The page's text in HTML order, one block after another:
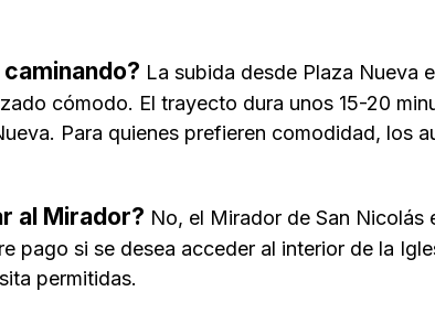
La subida desde Plaza Nueva
cómodo. El trayecto dura unos 15-20
Para quienes prefieren comodidad, los
al Mirador? No, el Mirador de San
pago si se desea acceder al interior de la
permitidas.